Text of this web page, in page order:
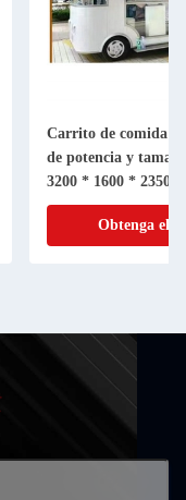
Carrito de comida
de potencia y
3200 * 1600 *
Obtenga el